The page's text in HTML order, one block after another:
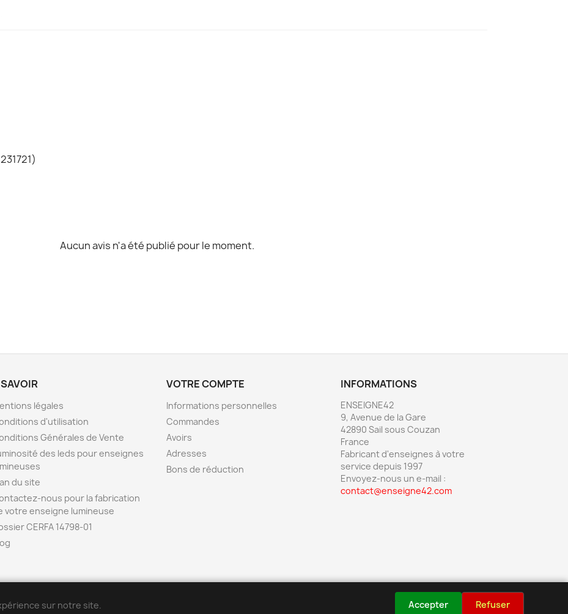
Aucun avis n'a été publié pour le moment.
légales
d'utilisation
Générales de Vente
des leds pour enseignes
du site
nous pour la fabrication
votre enseigne lumineuse
CERFA 14798-01
VOTRE COMPTE
Informations personnelles
Commandes
Avoirs
Adresses
Bons de réduction
INFORMATIONS
ENSEIGNE42
9, Avenue de la Gare
42890 Sail sous Couzan
France
Fabricant d'enseignes à votre
service depuis 1997
Envoyez-nous un e-mail :
contact@enseigne42.com
sur notre site. Accepter Refuser